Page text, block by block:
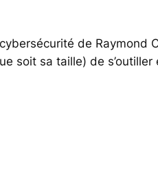
de Raymond
soit sa taille) de s’outiller